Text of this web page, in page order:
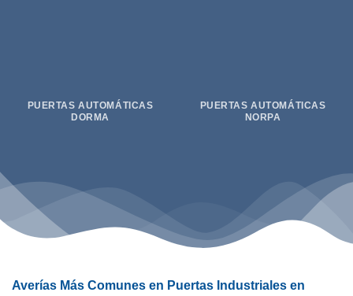
PUERTAS AUTOMÁTICAS
DORMA
PUERTAS AUTOMÁTICAS
NORPA
Averías Más Comunes en Puertas Industriales en